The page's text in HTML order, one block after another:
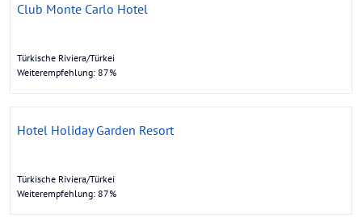
Club Monte Carlo Hotel
Türkische Riviera/Türkei
Weiterempfehlung: 87%
Hotel Holiday Garden Resort
Türkische Riviera/Türkei
Weiterempfehlung: 87%